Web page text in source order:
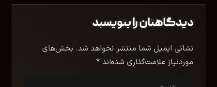
دیدگاهتان را بنویسید
نشانی ایمیل شما منتشر نخواهد شد. بخش‌های
موردنیاز علامت‌گذاری شده‌اند *